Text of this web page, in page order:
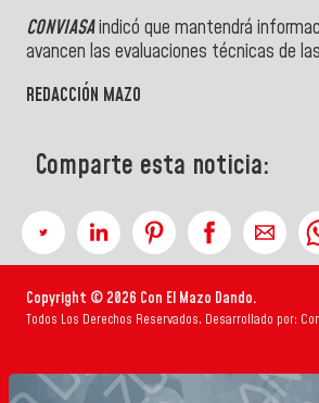
CONVIASAindicó que mantendrá
avancen las evaluaciones técnicas de
REDACCIÓN MAZO
Comparte esta noticia:
Copyright © 2026 Con El Mazo Dando.
Todos Los Derechos Reservados. Desarrollado por: